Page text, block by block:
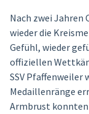
Nach zwei Jahren
wieder die
Gefühl, wieder
offiziellen
SSV Pfaffenweiler
Medaillenränge
Armbrust konnten